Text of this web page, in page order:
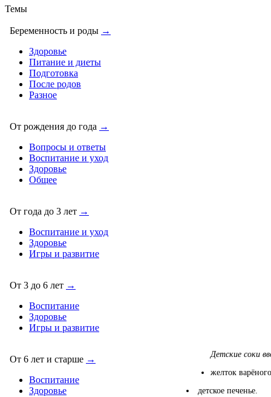
Темы
Беременность и роды →
Здоровье
Питание и диеты
Подготовка
После родов
Разное
От рождения до года →
Вопросы и ответы
Воспитание и уход
Здоровье
Общее
От года до 3 лет →
Воспитание и уход
Здоровье
Игры и развитие
От 3 до 6 лет →
Воспитание
Здоровье
Игры и развитие
От 6 лет и старше →
Воспитание
Здоровье
Детские соки
желток
детское печенье.